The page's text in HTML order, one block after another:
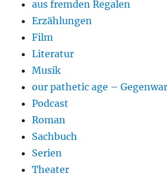
aus fremden Regalen
Erzählungen
Film
Literatur
Musik
our pathetic age –
Podcast
Roman
Sachbuch
Serien
Theater